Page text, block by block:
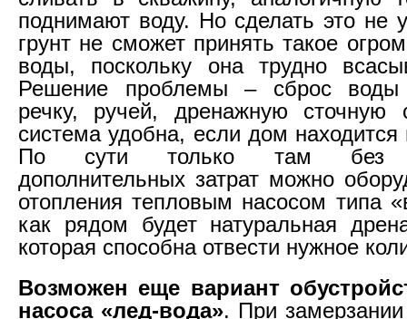
поднимают воду. Но сделать это не
грунт не сможет принять такое
воды, поскольку она трудно
Решение проблемы – сброс
речку, ручей, дренажную сточную
система удобна, если дом находится
По сути только там без
дополнительных затрат можно
отопления тепловым насосом типа
как рядом будет натуральная
которая способна отвести нужное
Возможен еще вариант
насоса «лед-вода». При